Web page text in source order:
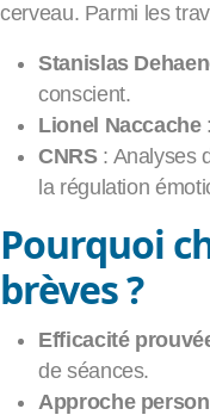
cerveau. Parmi les
Stanislas
conscient.
Lionel Naccache
CNRS: Analyses
la régulation
Pourquoi
brèves ?
Efficacité
de séances.
Approche